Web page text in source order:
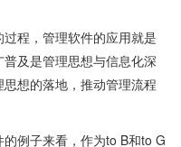
程，管理软件的应用就是
及是管理思想与信息化深
想的落地，推动管理流程
例子来看，作为to B和to G